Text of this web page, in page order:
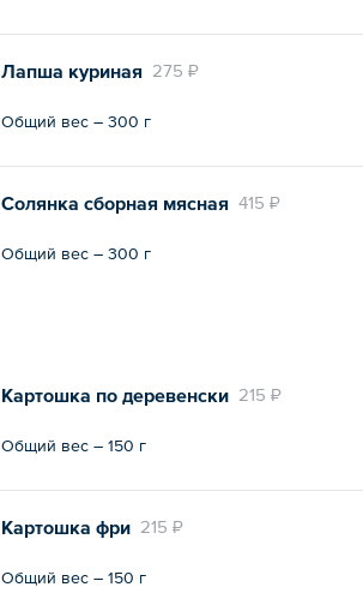
275 ₽
Лапша куриная
Общий вес – 300 г
415 ₽
Солянка сборная мясная
Общий вес – 300 г
215 ₽
Картошка по деревенски
Общий вес – 150 г
215 ₽
Картошка фри
Общий вес – 150 г